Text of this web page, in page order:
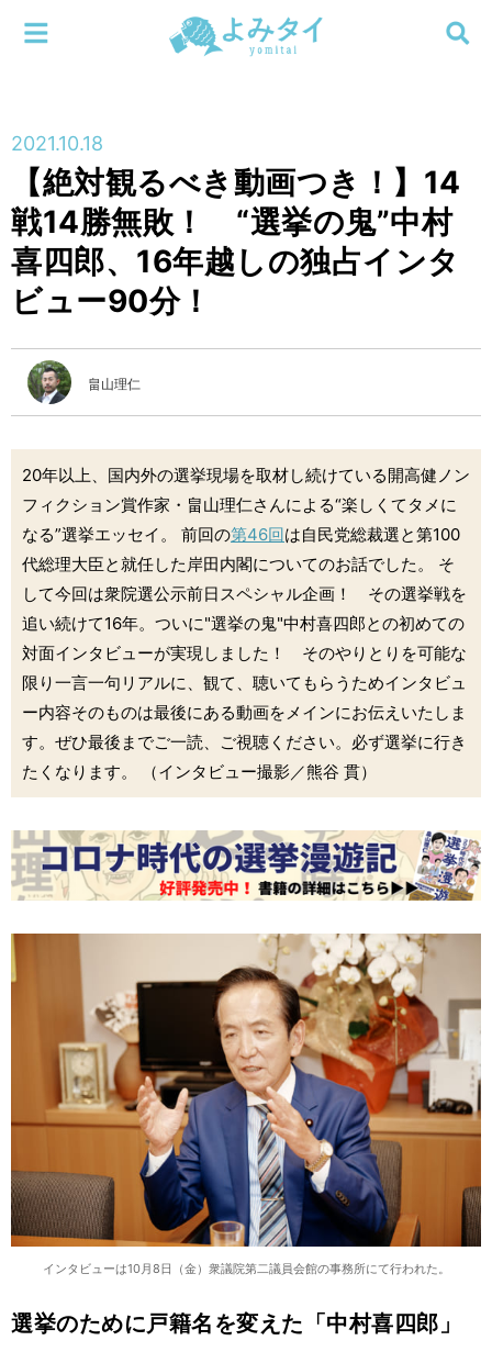
連載
新刊
特集
編集部
検索する
メニューを閉じる
2021.10.18
【絶対観るべき動画つき！】14
戦14勝無敗！ “選挙の鬼”中村
喜四郎、16年越しの独占インタ
ビュー90分！
畠山理仁
20年以上、国内外の選挙現場を取材し続けている開高健ノン
フィクション賞作家・畠山理仁さんによる“楽しくてタメに
なる”選挙エッセイ。 前回の第46回は自民党総裁選と第100
代総理大臣と就任した岸田内閣についてのお話でした。 そ
して今回は衆院選公示前日スペシャル企画！ その選挙戦を
追い続けて16年。ついに"選挙の鬼"中村喜四郎との初めての
対面インタビューが実現しました！ そのやりとりを可能な
限り一言一句リアルに、観て、聴いてもらうためインタビュ
ー内容そのものは最後にある動画をメインにお伝えいたしま
す。ぜひ最後までご一読、ご視聴ください。必ず選挙に行き
たくなります。 （インタビュー撮影／熊谷 貫）
インタビューは10月8日（金）衆議院第二議員会館の事務所にて行われた。
選挙のために戸籍名を変えた「中村喜四郎」